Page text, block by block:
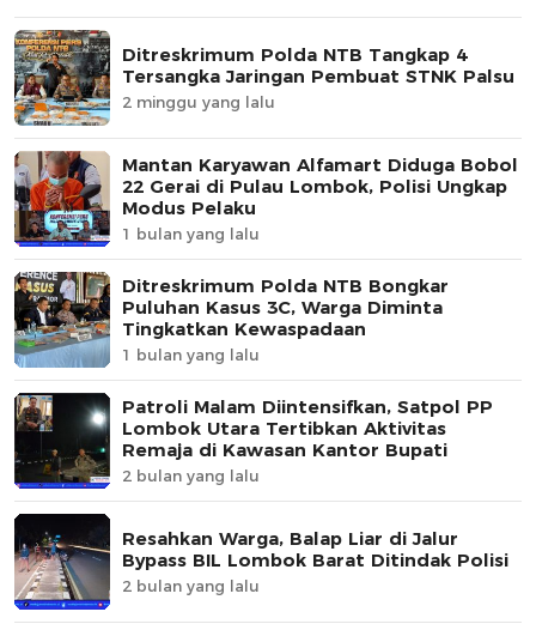
Ditreskrimum Polda NTB Tangkap 4
Tersangka Jaringan Pembuat STNK Palsu
2 minggu yang lalu
Mantan Karyawan Alfamart Diduga Bobol
22 Gerai di Pulau Lombok, Polisi Ungkap
Modus Pelaku
1 bulan yang lalu
Ditreskrimum Polda NTB Bongkar
Puluhan Kasus 3C, Warga Diminta
Tingkatkan Kewaspadaan
1 bulan yang lalu
Patroli Malam Diintensifkan, Satpol PP
Lombok Utara Tertibkan Aktivitas
Remaja di Kawasan Kantor Bupati
2 bulan yang lalu
Resahkan Warga, Balap Liar di Jalur
Bypass BIL Lombok Barat Ditindak Polisi
2 bulan yang lalu